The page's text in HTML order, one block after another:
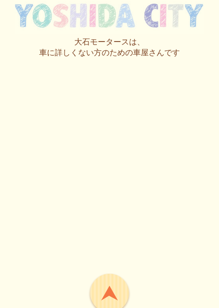
大石モータースは、
車に詳しくない方のための車屋さんです